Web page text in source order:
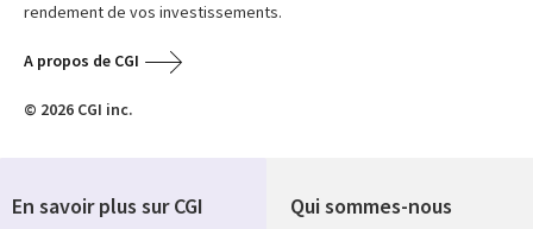
rendement de vos investissements.
A propos de CGI
© 2026 CGI inc.
Qui sommes-nous
En savoir plus sur CGI